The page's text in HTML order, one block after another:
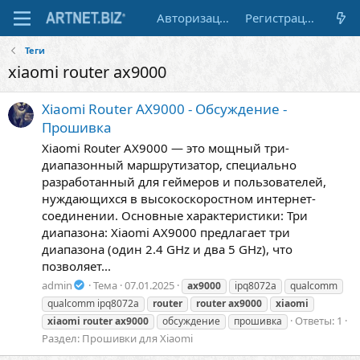
Авторизация Регистрация
Теги
xiaomi router ax9000
Xiaomi Router AX9000 - Обсуждение -
Прошивка
Xiaomi Router AX9000 — это мощный три-
диапазонный маршрутизатор, специально
разработанный для геймеров и пользователей,
нуждающихся в высокоскоростном интернет-
соединении. Основные характеристики: Три
диапазона: Xiaomi AX9000 предлагает три
диапазона (один 2.4 GHz и два 5 GHz), что
позволяет...
admin Тема 07.01.2025 ax9000 ipq8072a
qualcomm
qualcomm ipq8072a
router routerax9000
xiaomi
xiaomi routerax9000 обсуждение прошивка
Ответы: 1
Раздел: Прошивки для Xiaomi